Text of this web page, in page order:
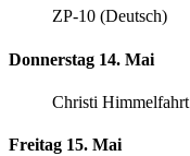
ZP-10 (Deutsch)
Donnerstag 14. Mai
Christi Himmelfahrt
Freitag 15. Mai